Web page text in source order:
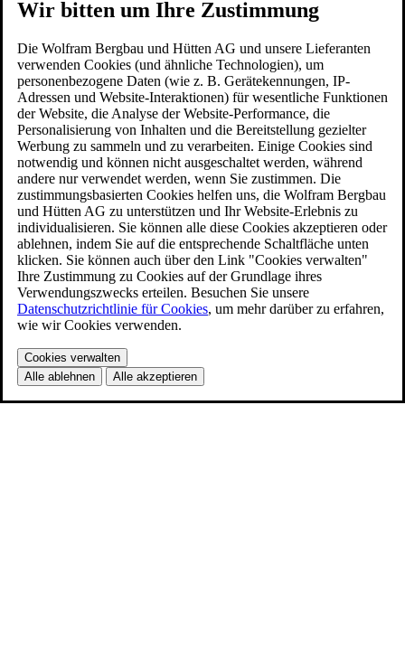
Wir bitten um Ihre Zustimmung
Die Wolfram Bergbau und Hütten AG und unsere Lieferanten
verwenden Cookies (und ähnliche Technologien), um
personenbezogene Daten (wie z. B. Gerätekennungen, IP-
Adressen und Website-Interaktionen) für wesentliche Funktionen
der Website, die Analyse der Website-Performance, die
Personalisierung von Inhalten und die Bereitstellung gezielter
Werbung zu sammeln und zu verarbeiten. Einige Cookies sind
notwendig und können nicht ausgeschaltet werden, während
andere nur verwendet werden, wenn Sie zustimmen. Die
zustimmungsbasierten Cookies helfen uns, die Wolfram Bergbau
und Hütten AG zu unterstützen und Ihr Website-Erlebnis zu
individualisieren. Sie können alle diese Cookies akzeptieren oder
ablehnen, indem Sie auf die entsprechende Schaltfläche unten
klicken. Sie können auch über den Link "Cookies verwalten"
Ihre Zustimmung zu Cookies auf der Grundlage ihres
Verwendungszwecks erteilen. Besuchen Sie unsere
Datenschutzrichtlinie für Cookies, um mehr darüber zu erfahren,
wie wir Cookies verwenden.
Cookies verwalten
Alle ablehnen
Alle akzeptieren